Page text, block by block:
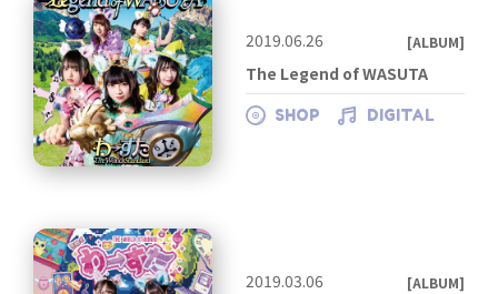
2019.06.26 [ALBUM]
The Legend of WASUTA
SHOP DIGITAL
2019.03.06 [ALBUM]